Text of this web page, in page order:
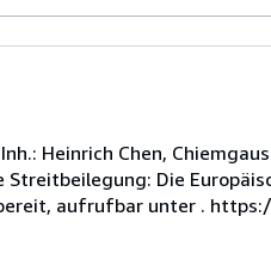
Heinrich Chen,
Streitbeilegung: Die
aufrufbar unter .